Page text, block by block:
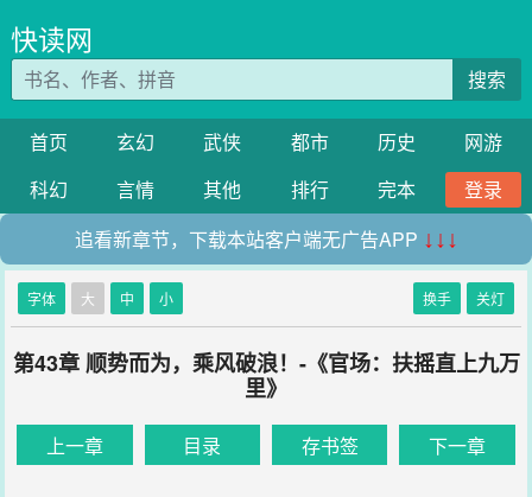
快读网
搜索
首页 玄幻 武侠 都市 历史
网游
科幻
言情 其他 排行 完本
登录
追看新章节，下载本站客户端无广告APP ↓↓↓
字体 大 中 小 换手 关灯
第43章 顺势而为，乘风破浪！-《官场：扶摇直上九万
里》
上一章 目录 存书签 下一章